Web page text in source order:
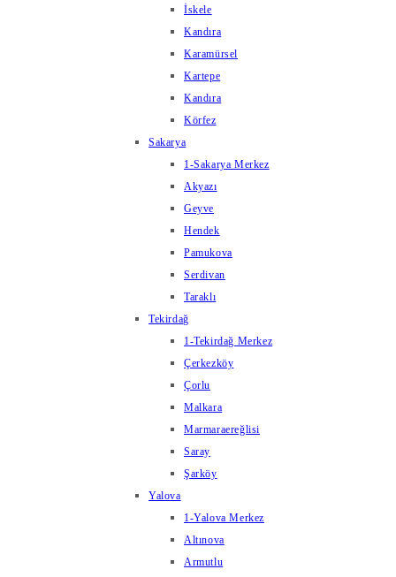
İskele
Kandıra
Karamürsel
Kartepe
Kandıra
Körfez
Sakarya
1-Sakarya Merkez
Akyazı
Geyve
Hendek
Pamukova
Serdivan
Taraklı
Tekirdağ
1-Tekirdağ Merkez
Çerkezköy
Çorlu
Malkara
Marmaraereğlisi
Saray
Şarköy
Yalova
1-Yalova Merkez
Altınova
Armutlu